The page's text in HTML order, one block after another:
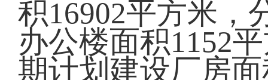
积16902平方米，
办公楼面积1152
期计划建设厂房